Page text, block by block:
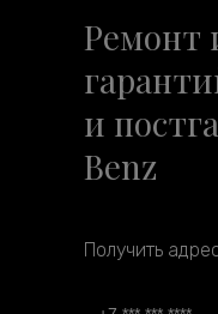
Ремонт
и
Benz
Получить